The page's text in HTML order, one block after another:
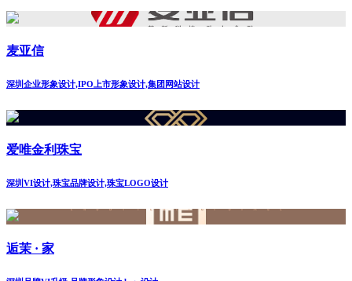
麦亚信
深圳企业形象设计,IPO上市形象设计,集团网站设计
爱唯金利珠宝
深圳VI设计,珠宝品牌设计,珠宝LOGO设计
逅茉 · 家